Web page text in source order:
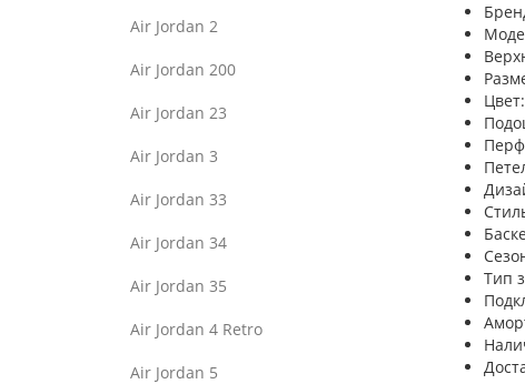
Air Jordan 2
Air Jordan 200
Air Jordan 23
Air Jordan 3
Air Jordan 33
Air Jordan 34
Air Jordan 35
Air Jordan 4 Retro
Air Jordan 5
Тип